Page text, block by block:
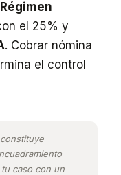
Régimen
el 25% y
. Cobrar nómina
el control
caso con un